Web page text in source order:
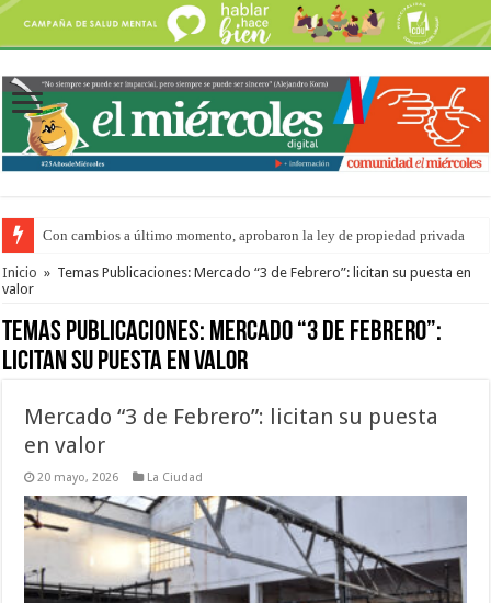
Con cambios a último momento, aprobaron la ley de propiedad privada
Adopción en Entre Ríos: el 35% de los 90 niños, niñas y adolescentes que
Inicio » Temas Publicaciones: Mercado “3 de Febrero”: licitan su puesta en
valor
Temas Publicaciones: Mercado “3 de Febrero”:
licitan su puesta en valor
Mercado “3 de Febrero”: licitan su puesta
en valor
20 mayo, 2026 La Ciudad